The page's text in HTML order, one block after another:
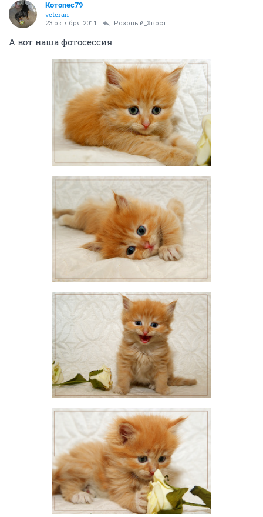
Котопес79
veteran
23 октября 2011 Розовый_Хвост
А вот наша фотосессия